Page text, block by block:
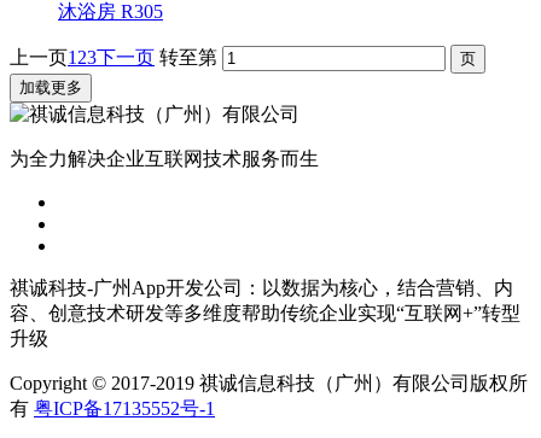
沐浴房 R305
上一页123下一页 转至第
加载更多
为全力解决企业互联网技术服务而生
祺诚科技-广州App开发公司：以数据为核心，结合营销、内
容、创意技术研发等多维度帮助传统企业实现“互联网+”转型
升级
Copyright © 2017-2019 祺诚信息科技（广州）有限公司版权所
有 粤ICP备17135552号-1